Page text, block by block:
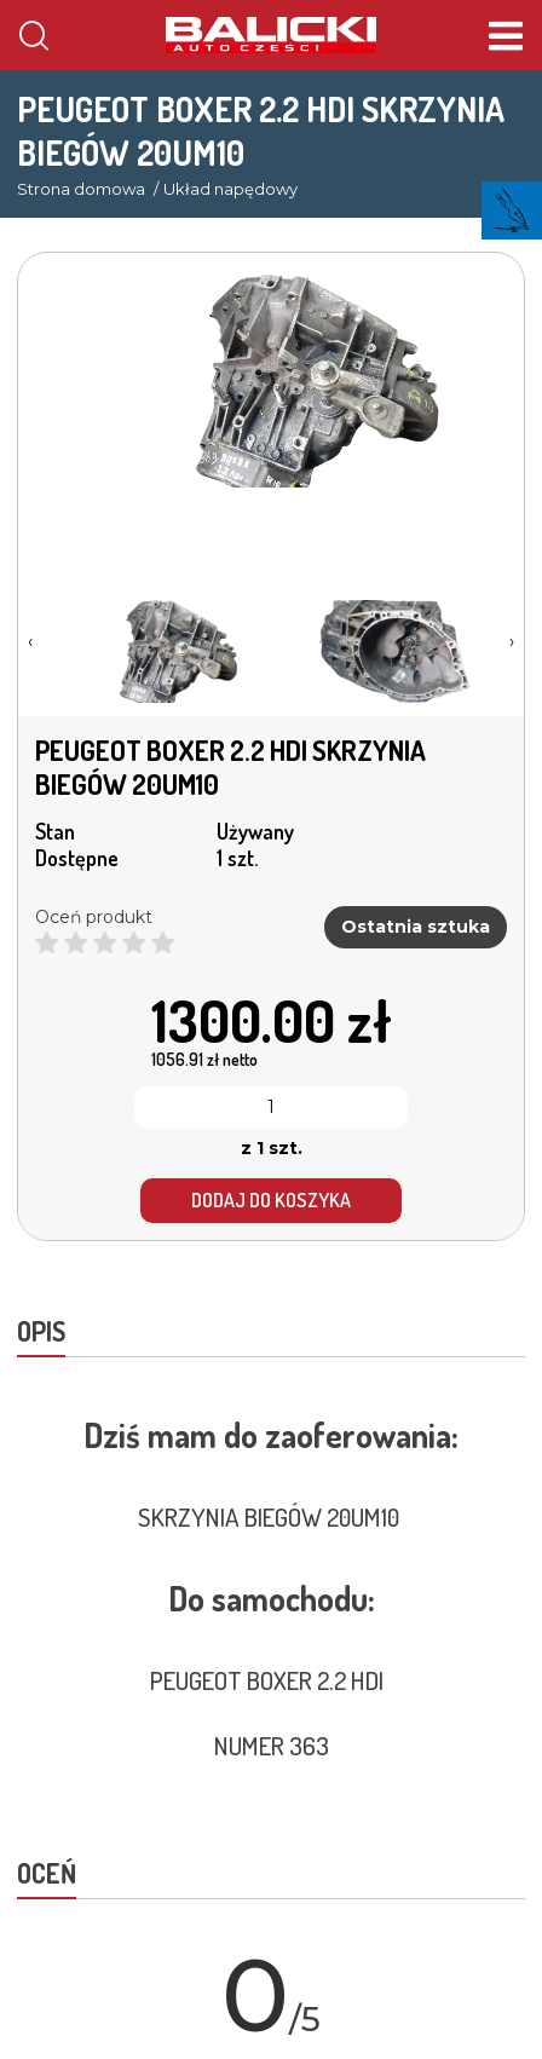
PEUGEOT BOXER 2.2 HDI SKRZYNIA
BIEGÓW 20UM10
Strona domowa Układ napędowy
‹ ›
PEUGEOT BOXER 2.2 HDI SKRZYNIA
BIEGÓW 20UM10
Stan
Używany
Dostępne
1 szt.
Oceń produkt Ostatnia sztuka
1300.00 zł
1056.91zł netto
z 1 szt.
DODAJ DO KOSZYKA
OPIS
Dziś mam do zaoferowania:
SKRZYNIA BIEGÓW 20UM10
Do samochodu:
PEUGEOT BOXER 2.2 HDI
NUMER 363
OCEŃ
0/5